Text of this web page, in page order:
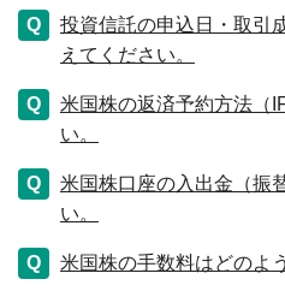
投資信託の申込日・取引
えてください。
米国株の返済予約方法（
い。
米国株口座の入出金（振
い。
米国株の手数料はどのよ